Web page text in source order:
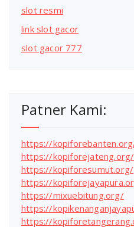
slot resmi
link slot gacor
slot gacor 777
Patner Kami:
https://
https://kopiforejateng.org/
https://kopiforesumut.org/
https://
https://mixuebitung.org/
https://
https://